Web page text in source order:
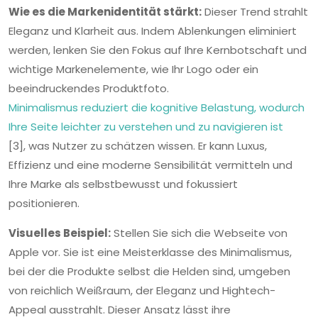
Wie es die Markenidentität stärkt:Dieser Trend strahlt
Eleganz und Klarheit aus. Indem Ablenkungen eliminiert
werden, lenken Sie den Fokus auf Ihre Kernbotschaft und
wichtige Markenelemente, wie Ihr Logo oder ein
beeindruckendes Produktfoto.
Minimalismus reduziert die kognitive Belastung, wodurch
Ihre Seite leichter zu verstehen und zu navigieren ist
[3], was Nutzer zu schätzen wissen. Er kann Luxus,
Effizienz und eine moderne Sensibilität vermitteln und
Ihre Marke als selbstbewusst und fokussiert
positionieren.
Visuelles Beispiel:Stellen Sie sich die Webseite von
Apple vor. Sie ist eine Meisterklasse des Minimalismus,
bei der die Produkte selbst die Helden sind, umgeben
von reichlich Weißraum, der Eleganz und Hightech-
Appeal ausstrahlt. Dieser Ansatz lässt ihre